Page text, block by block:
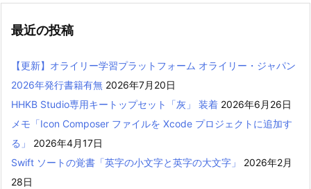
最近の投稿
【更新】オライリー学習プラットフォーム オライリー・ジャパン
2026年発行書籍有無 2026年7月20日
HHKB Studio専用キートップセット「灰」 装着 2026年6月26日
メモ「Icon Composer ファイルを Xcode プロジェクトに追加す
る」
2026年4月17日
Swift ソートの覚書「英字の小文字と英字の大文字」
2026年2月
28日